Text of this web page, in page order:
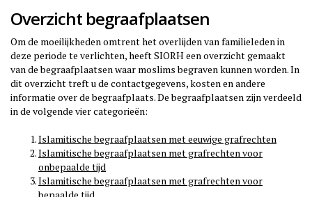
Overzicht begraafplaatsen
Om de moeilijkheden omtrent het overlijden van familieleden in
deze periode te verlichten, heeft SIORH een overzicht gemaakt
van de begraafplaatsen waar moslims begraven kunnen worden. In
dit overzicht treft u de contactgegevens, kosten en andere
informatie over de begraafplaats. De begraafplaatsen zijn verdeeld
in de volgende vier categorieën:
Islamitische begraafplaatsen met eeuwige grafrechten
Islamitische begraafplaatsen met grafrechten voor
onbepaalde tijd
Islamitische begraafplaatsen met grafrechten voor